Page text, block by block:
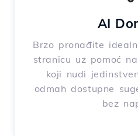
AI
Brzo pronađite
stranicu uz pomoć
koji nudi
odmah dostupne
bez